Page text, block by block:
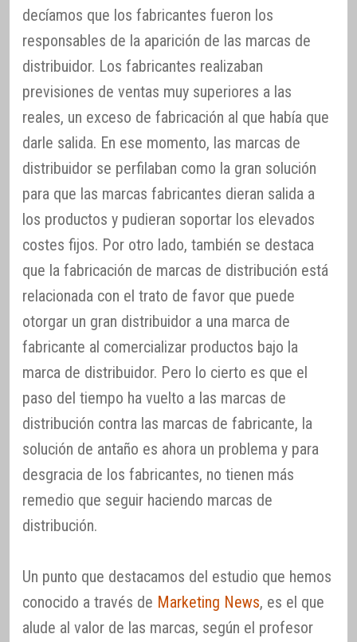
decíamos que los fabricantes fueron los
responsables de la aparición de las marcas de
distribuidor. Los fabricantes realizaban
previsiones de ventas muy superiores a las
reales, un exceso de fabricación al que había que
darle salida. En ese momento, las marcas de
distribuidor se perfilaban como la gran solución
para que las marcas fabricantes dieran salida a
los productos y pudieran soportar los elevados
costes fijos. Por otro lado, también se destaca
que la fabricación de marcas de distribución está
relacionada con el trato de favor que puede
otorgar un gran distribuidor a una marca de
fabricante al comercializar productos bajo la
marca de distribuidor. Pero lo cierto es que el
paso del tiempo ha vuelto a las marcas de
distribución contra las marcas de fabricante, la
solución de antaño es ahora un problema y para
desgracia de los fabricantes, no tienen más
remedio que seguir haciendo marcas de
distribución.
Un punto que destacamos del estudio que hemos
conocido a través de Marketing News, es el que
alude al valor de las marcas, según el profesor